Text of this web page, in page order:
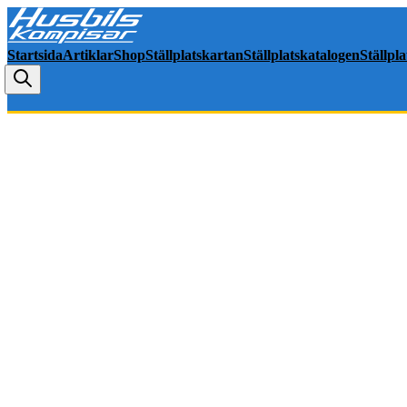
StartsidaArtiklarShopStällplatskartanStällplatskatalogen